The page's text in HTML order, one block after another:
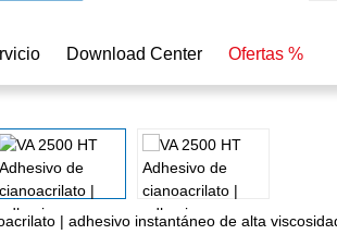
Download Center Ofertas %